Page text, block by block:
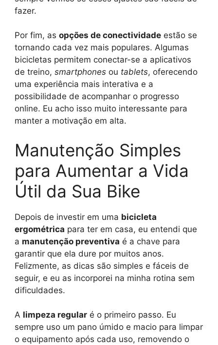
fazer.
Por fim, as opções de conectividade estão se
tornando cada vez mais populares. Algumas
bicicletas permitem conectar-se a aplicativos
de treino, smartphones ou tablets, oferecendo
uma experiência mais interativa e a
possibilidade de acompanhar o progresso
online. Eu acho isso muito interessante para
manter a motivação em alta.
Manutenção Simples
para Aumentar a Vida
Útil da Sua Bike
Depois de investir em uma bicicleta
ergométrica para ter em casa, eu entendi que
a manutenção preventiva é a chave para
garantir que ela dure por muitos anos.
Felizmente, as dicas são simples e fáceis de
seguir, e eu as incorporei na minha rotina sem
dificuldades.
A limpeza regular é o primeiro passo. Eu
sempre uso um pano úmido e macio para limpar
o equipamento após cada uso, removendo o